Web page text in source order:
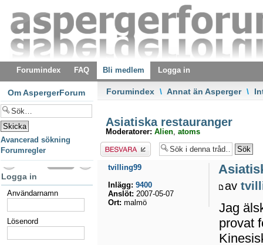
Forumindex FAQ Bli medlem Logga in
Forumindex \ Annat än Asperger \
Asiatiska restauranger
Moderatorer: Alien, atoms
Besvara
av
Jag
provat
tvilling99
Inlägg: 9400
Anslöt: 2007-05-07
Ort: malmö
Om AspergerForum
Avancerad sökning
Forumregler
Logga in
Användarnamn
Lösenord